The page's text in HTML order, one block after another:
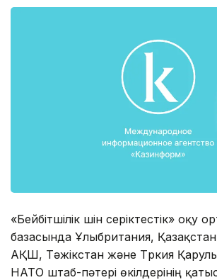
«Бейбітшілік үшін серіктестік» оқу
базасында Ұлыбритания,
АҚШ, Тәжікстан және Түркия Қарулы
НАТО штаб-пәтері өкілдерінің